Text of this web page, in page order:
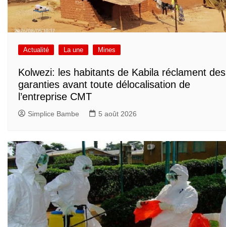
Actualité La une Mines
Kolwezi: les habitants de Kabila réclament des
garanties avant toute délocalisation de
l’entreprise CMT
Simplice Bambe 5 août 2026